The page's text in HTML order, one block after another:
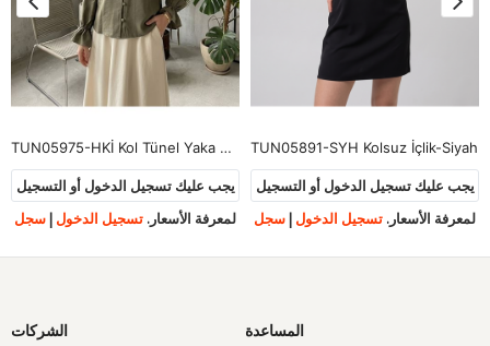
TUN05975-HKİ Kol Tünel Yaka Fırfır Tunik-Haki
يجب عليك تسجيل الدخول أو التسجيل
لمعرفة الأسعار. تسجيل الدخول | سجل
TUN05891-SYH Kolsuz İçlik-Siyah
يجب عليك تسجيل الدخول أو التسجيل
لمعرفة الأسعار. تسجيل الدخول | سجل
الشركات المساعدة